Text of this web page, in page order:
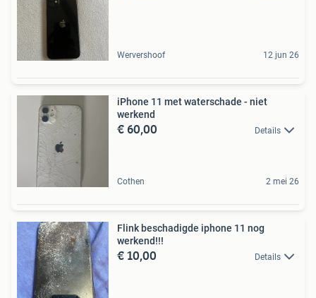
Wervershoof 12 jun 26
iPhone 11 met waterschade - niet
werkend
€ 60,00 Details
Cothen 2 mei 26
Flink beschadigde iphone 11 nog
werkend!!!
€ 10,00 Details